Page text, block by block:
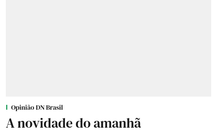
Opinião DN Brasil
A novidade do amanhã